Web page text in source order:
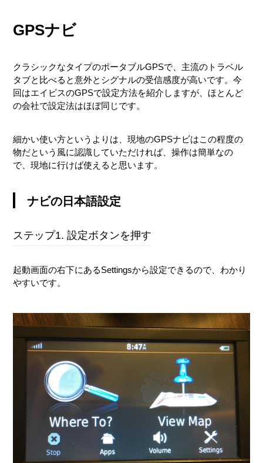
GPSナビ
クラシックなタイプのポータブルGPSで、主流のトラベル
タブと比べると意外とシグナルの受信感度が高いです。今
回はエイビスのGPSで設定方法を紹介しますが、ほとんど
の会社で設定法はほぼ同じです。
細かい使い方というよりは、現地のGPSナビはこの程度の
物だという風に認識していただければ、操作は簡単なの
で、現地に行けば使えると思います。
ナビの日本語設定
ステップ1. 設定ボタンを押す
起動画面の右下にあるSettingsから設定できるので、わかり
やすいです。